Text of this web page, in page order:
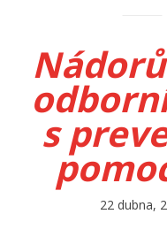
s
22 dubna,